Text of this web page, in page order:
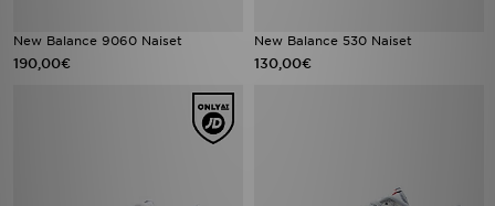
New Balance 9060 Naiset
190,00€
New Balance 530 Naiset
130,00€